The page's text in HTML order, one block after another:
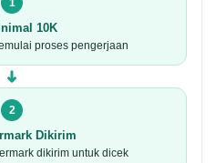
10K
proses pengerjaan
➜
2
Dikirim
dikirim untuk dicek